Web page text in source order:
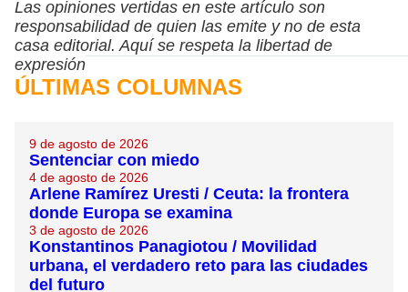
Las opiniones vertidas en este artículo son
responsabilidad de quien las emite y no de esta
casa editorial. Aquí se respeta la libertad de
expresión
ÚLTIMAS COLUMNAS
9 de agosto de 2026
Sentenciar con miedo
4 de agosto de 2026
Arlene Ramírez Uresti / Ceuta: la frontera
donde Europa se examina
3 de agosto de 2026
Konstantinos Panagiotou / Movilidad
urbana, el verdadero reto para las ciudades
del futuro